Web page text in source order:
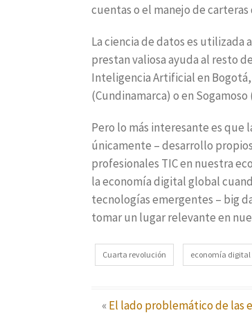
cuentas o el manejo de carteras
La ciencia de datos es utilizada
prestan valiosa ayuda al resto
Inteligencia Artificial en
(Cundinamarca) o en
Pero lo más interesante es que
únicamente – desarrollo
profesionales TIC en nuestra
la economía digital global
tecnologías emergentes – big
tomar un lugar relevante en
Cuarta revolución economía digital
«El lado problemático de las